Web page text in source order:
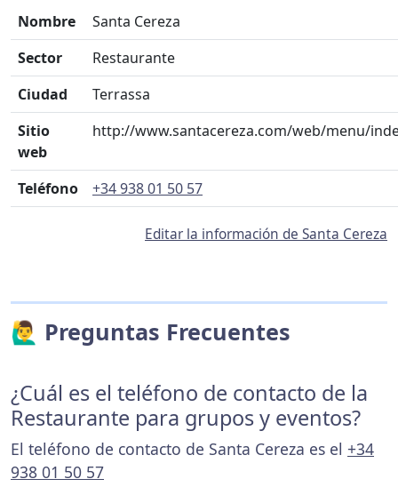
Nombre
Santa Cereza
Sector
Restaurante
Ciudad
Terrassa
Sitio
web
http://www.santacereza.com/web/menu/
Teléfono +34 938 01 50 57
Editar la información de Santa Cereza
🙋‍♂️ Preguntas Frecuentes
¿Cuál es el teléfono de contacto de la
Restaurante para grupos y eventos?
El teléfono de contacto de Santa Cereza es el +34
938 01 50 57